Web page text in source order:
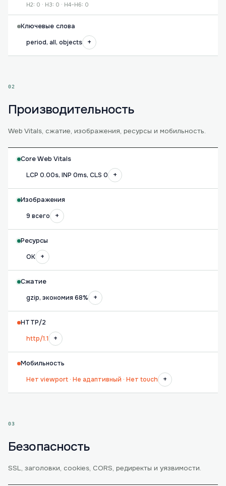
H2: 0 · H3: 0 · H4–H6: 0
Ключевые слова
period, all, objects
+
02
Производительность
Web Vitals, сжатие, изображения, ресурсы и мобильность.
Core Web Vitals
LCP 0.00s, INP 0ms, CLS 0
+
Изображения
9 всего
+
Ресурсы
OK
+
Сжатие
gzip, экономия 68%
+
HTTP/2
http/1.1
+
Мобильность
Нет viewport · Не адаптивный · Нет touch
+
03
Безопасность
SSL, заголовки, cookies, CORS, редиректы и уязвимости.